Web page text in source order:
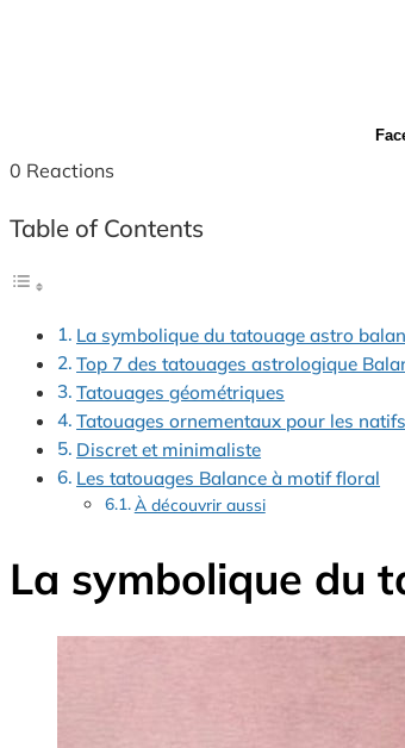
0 Reactions
Table of Contents
La symbolique du tatouage astro
Top 7 des tatouages astrologique
Tatouages géométriques
Tatouages ornementaux pour les
Discret et minimaliste
Les tatouages Balance à motif floral
À découvrir aussi
La symbolique du